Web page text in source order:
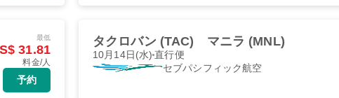
最低
31.81
料金/人
予約
タクロバン (TAC) マニラ (MNL)
10月14日(水)直行便
セブパシフィック航空